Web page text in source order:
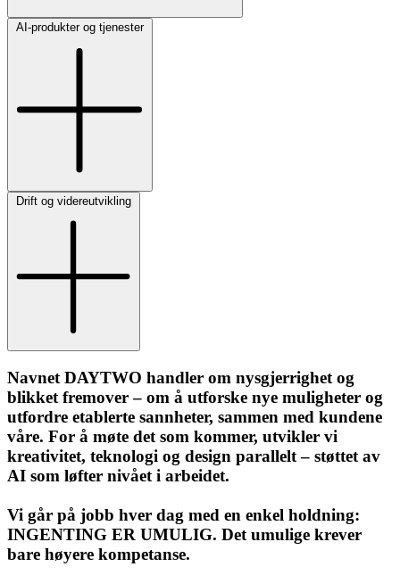
AI-produkter og tjenester
Drift og videreutvikling
Navnet DAYTWO handler om nysgjerrighet og
blikket fremover – om å utforske nye muligheter og
utfordre etablerte sannheter, sammen med kundene
våre. For å møte det som kommer, utvikler vi
kreativitet, teknologi og design parallelt – støttet av
AI som løfter nivået i arbeidet.
Vi går på jobb hver dag med en enkel holdning:
INGENTING ER UMULIG. Det umulige krever
bare høyere kompetanse.